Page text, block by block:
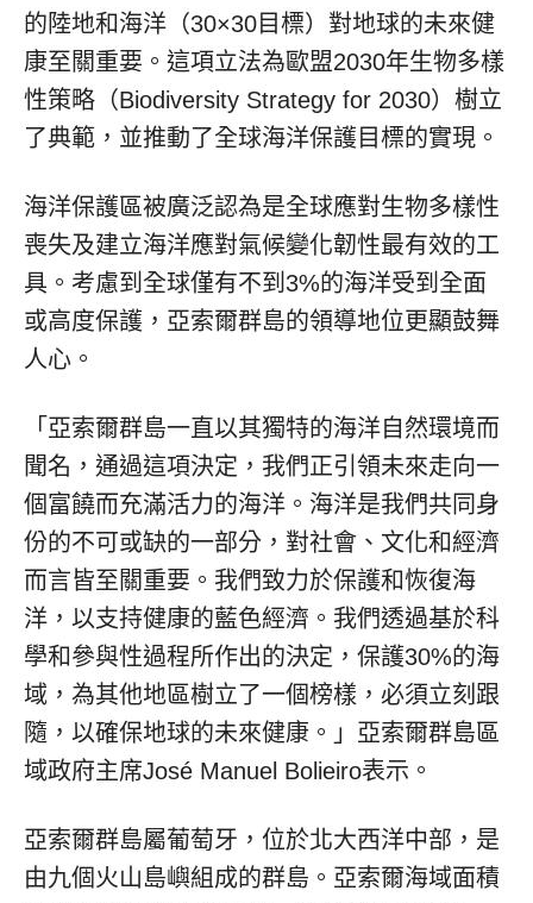
的陸地和海洋（30×30目標）對地球的未來健
康至關重要。這項立法為歐盟2030年生物多樣
性策略（Biodiversity Strategy for 2030）樹立
了典範，並推動了全球海洋保護目標的實現。
海洋保護區被廣泛認為是全球應對生物多樣性
喪失及建立海洋應對氣候變化韌性最有效的工
具。考慮到全球僅有不到3%的海洋受到全面
或高度保護，亞索爾群島的領導地位更顯鼓舞
人心。
「亞索爾群島一直以其獨特的海洋自然環境而
聞名，通過這項決定，我們正引領未來走向一
個富饒而充滿活力的海洋。海洋是我們共同身
份的不可或缺的一部分，對社會、文化和經濟
而言皆至關重要。我們致力於保護和恢復海
洋，以支持健康的藍色經濟。我們透過基於科
學和參與性過程所作出的決定，保護30%的海
域，為其他地區樹立了一個榜樣，必須立刻跟
隨，以確保地球的未來健康。」亞索爾群島區
域政府主席José Manuel Bolieiro表示。
亞索爾群島屬葡萄牙，位於北大西洋中部，是
由九個火山島嶼組成的群島。亞索爾海域面積